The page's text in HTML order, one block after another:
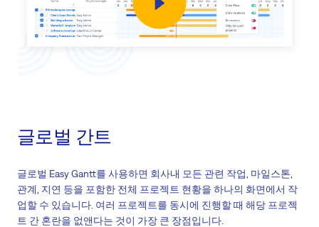
글로벌 간트
글로벌 Easy Gantt를 사용하면 회사내 모든 관련 작업, 마일스톤,
관계, 지연 등을 포함한 전체 프로젝트 현황을 하나의 화면에서 작
업할 수 있습니다. 여러 프로젝트를 동시에 진행할 때 해당 프로젝
트 간 혼란을 없앤다는 것이 가장 큰 장점입니다.